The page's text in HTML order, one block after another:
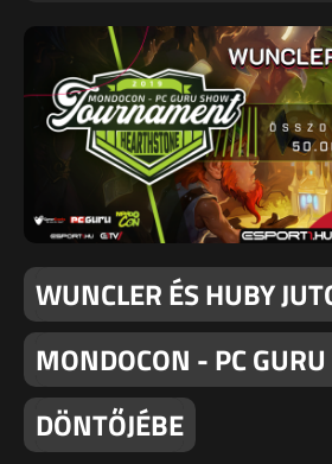
WUNCLER ÉS HUBY
MONDOCON - PC
DÖNTŐJÉBE